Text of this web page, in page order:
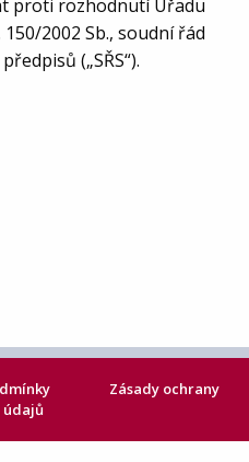
proti rozhodnutí Úřadu
2002 Sb., soudní řád
(„SŘS“).
Zásady ochrany
údajů